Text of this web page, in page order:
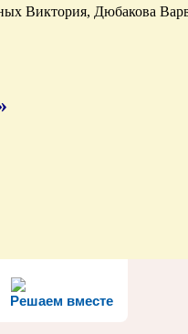
Виктория, Дюбакова
Решаем вместе